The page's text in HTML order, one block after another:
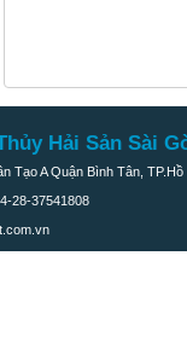
Hải Sản Sài
Tạo A Quận Bình Tân, TP.Hồ
28-37541808